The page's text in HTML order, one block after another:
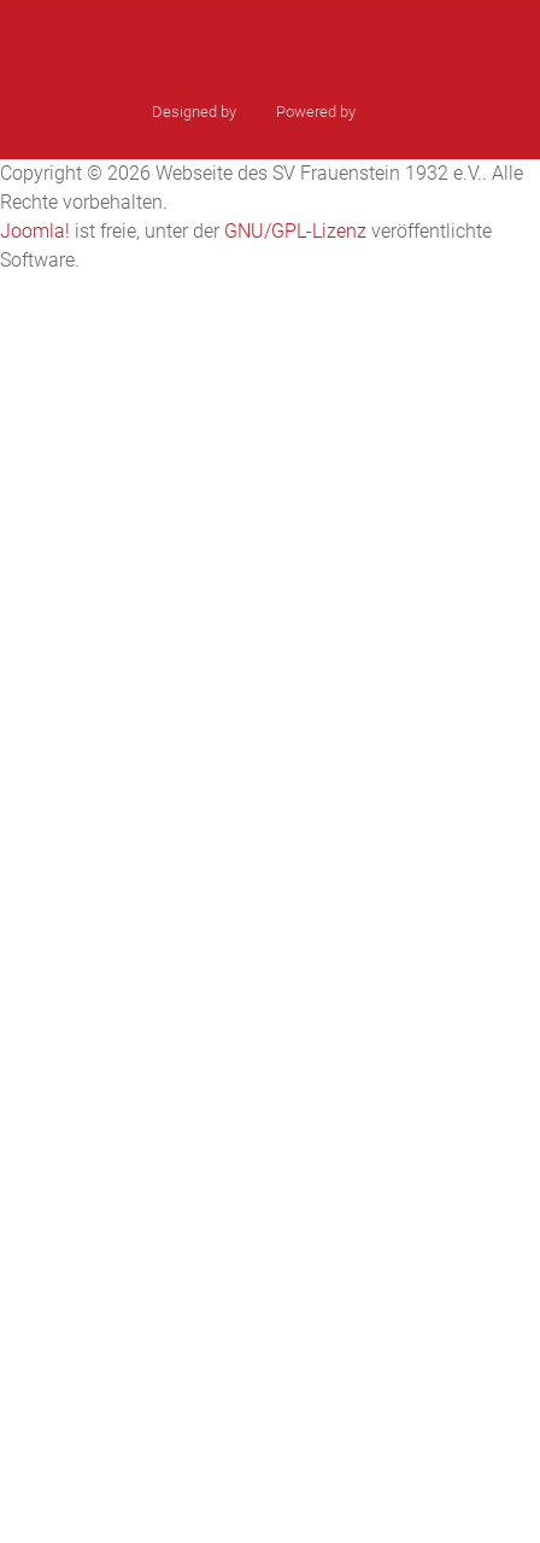
Designed by Powered by
Copyright © 2026 Webseite des SV Frauenstein 1932 e.V.. Alle
Rechte vorbehalten.
Joomla! ist freie, unter der GNU/GPL-Lizenz veröffentlichte
Software.